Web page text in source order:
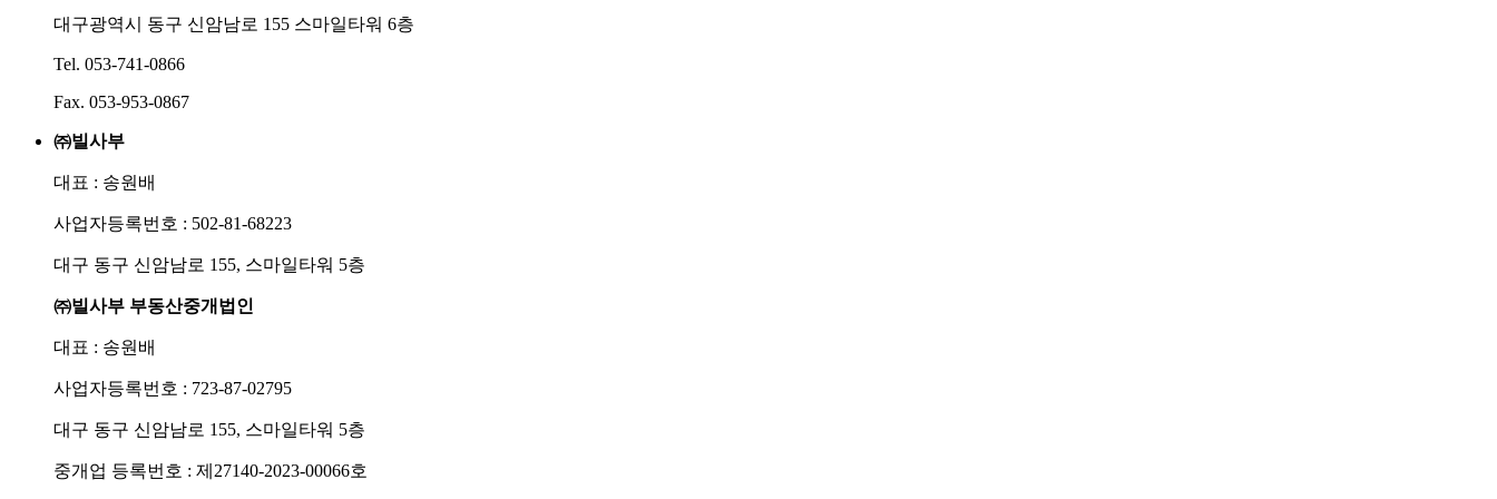
대구광역시 동구 신암남로 155 스마일타워 6층
Tel. 053-741-0866
Fax. 053-953-0867
㈜빌사부
대표 : 송원배
사업자등록번호 : 502-81-68223
대구 동구 신암남로 155, 스마일타워 5층
㈜빌사부 부동산중개법인
대표 : 송원배
사업자등록번호 : 723-87-02795
대구 동구 신암남로 155, 스마일타워 5층
중개업 등록번호 : 제27140-2023-00066호